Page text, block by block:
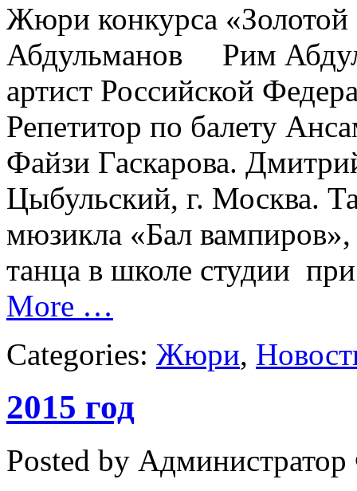
Жюри конкурса
Абдульманов Рим
артист Российской
Репетитор по балету
Файзи Гаскарова.
Цыбульский, г. Москва.
мюзикла «Бал вампиров»,
танца в школе студии
More …
Categories: Жюри,
2015 год
Posted by Администратор